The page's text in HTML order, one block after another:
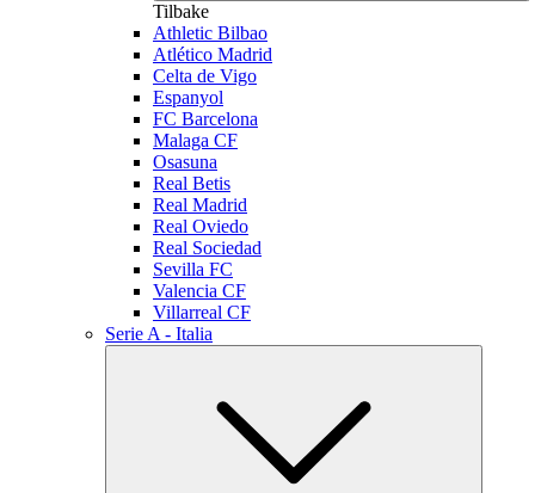
Tilbake
Athletic Bilbao
Atlético Madrid
Celta de Vigo
Espanyol
FC Barcelona
Malaga CF
Osasuna
Real Betis
Real Madrid
Real Oviedo
Real Sociedad
Sevilla FC
Valencia CF
Villarreal CF
Serie A - Italia